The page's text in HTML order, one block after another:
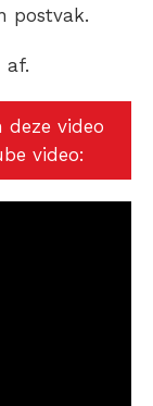
postvak.
af.
video
video: